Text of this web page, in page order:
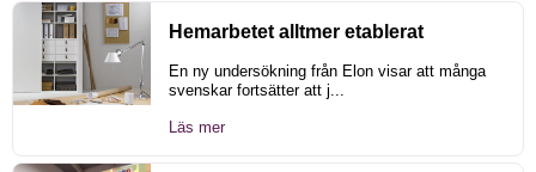
Hemarbetet alltmer etablerat
En ny undersökning från Elon visar att många
svenskar fortsätter att j...
Läs mer